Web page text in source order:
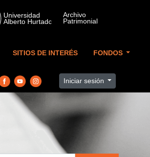
SITIOS DE INTERÉS FONDOS
Iniciar sesión